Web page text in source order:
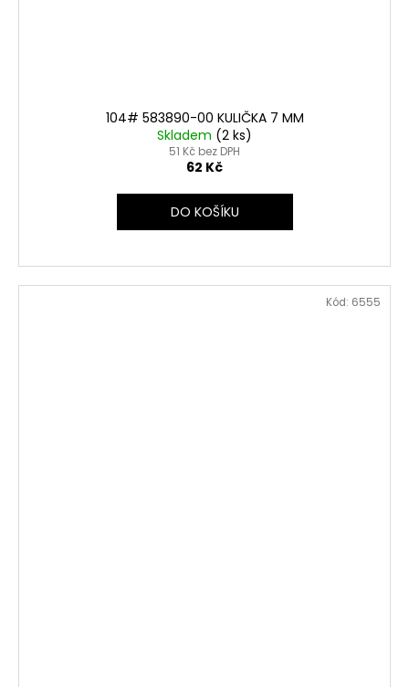
104# 583890-00 KULIČKA 7 MM
Skladem (2 ks)
51 Kč bez DPH
62 Kč
DO KOŠÍKU
Kód: 6555